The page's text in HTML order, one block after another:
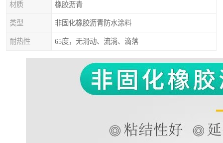
材质 橡胶沥青
类型 非固化橡胶沥青防水涂料
耐热性 65度，无滑动、流淌、滴落